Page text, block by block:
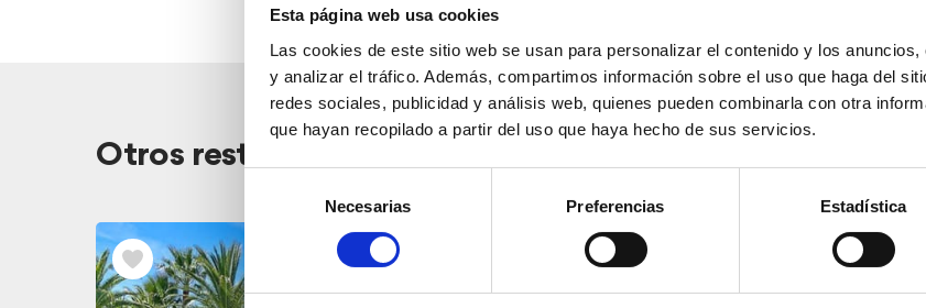
Esta página web usa cookies
Las cookies de este sitio web se usan para personalizar el contenido y los
y analizar el tráfico. Además, compartimos información sobre el uso que haga del
redes sociales, publicidad y análisis web, quienes pueden combinarla con otra
que hayan recopilado a partir del uso que haya hecho de sus servicios.
consentimiento
Necesarias Preferencias Estadística
Otros restaurantes cercanos